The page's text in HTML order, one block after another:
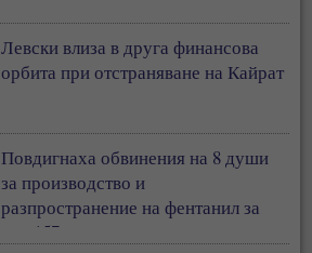
Левски влиза в друга финансова
орбита при отстраняване на Кайрат
Повдигнаха обвинения на 8 души
за производство и
разпространение на фентанил за
над 157 млн. евро